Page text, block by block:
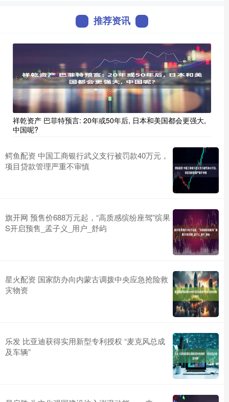
推荐资讯
祥乾资产 巴菲特预言: 20年或50年后, 日本和美国都会更强大,
中国呢?
鳄鱼配资 中国工商银行武义支行被罚款40万元，
项目贷款管理严重不审慎
旗开网 预售价688万元起，“高质感缤纷座驾”缤果
S开启预售_孟子义_用户_舒屿
星火配资 国家防办向内蒙古调拨中央应急抢险救
灾物资
乐发 比亚迪获得实用新型专利授权 “麦克风总成
及车辆”